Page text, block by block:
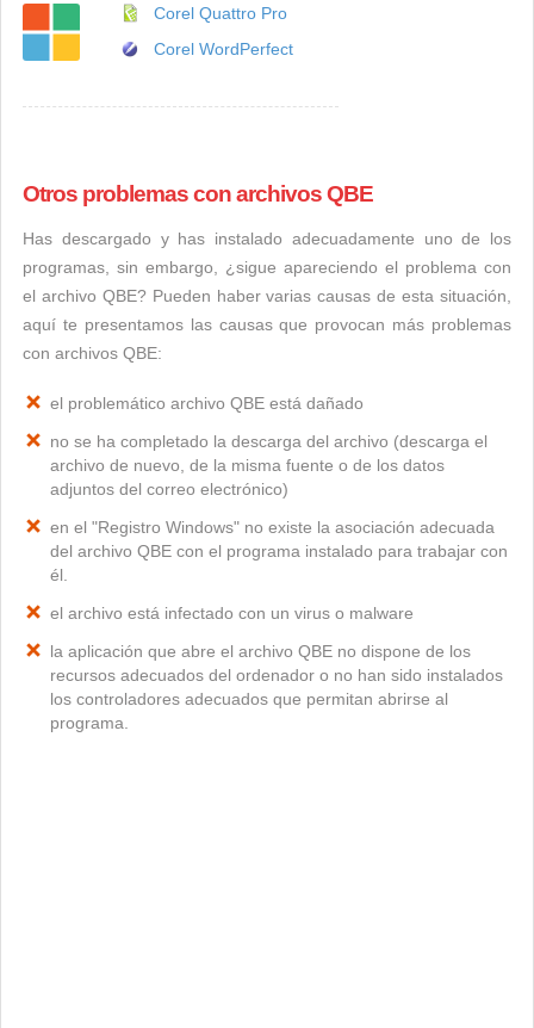
Corel Quattro Pro
Corel WordPerfect
Otros problemas con archivos QBE
Has descargado y has instalado adecuadamente uno de los
programas, sin embargo, ¿sigue apareciendo el problema con
el archivo QBE? Pueden haber varias causas de esta situación,
aquí te presentamos las causas que provocan más problemas
con archivos QBE:
el problemático archivo QBE está dañado
no se ha completado la descarga del archivo (descarga el
archivo de nuevo, de la misma fuente o de los datos
adjuntos del correo electrónico)
en el "Registro Windows" no existe la asociación adecuada
del archivo QBE con el programa instalado para trabajar con
él.
el archivo está infectado con un virus o malware
la aplicación que abre el archivo QBE no dispone de los
recursos adecuados del ordenador o no han sido instalados
los controladores adecuados que permitan abrirse al
programa.